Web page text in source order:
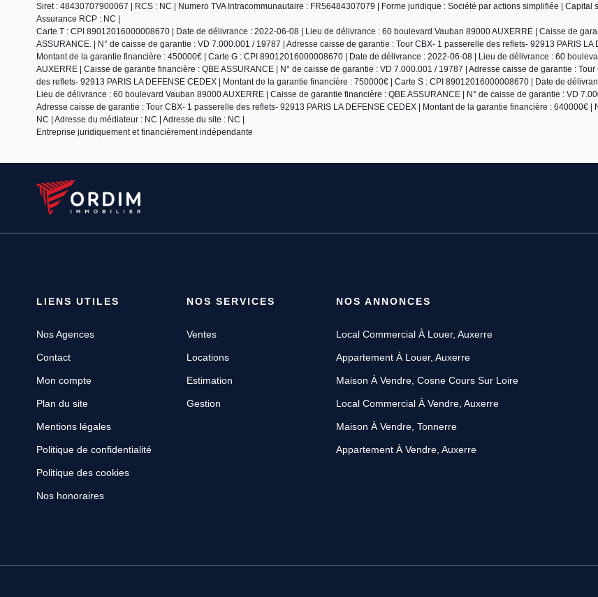
Siret : 48430707900067 | RCS : NC | Numero TVA Intracommunautaire : FR56484307079 | Forme juridique : Société par actions simplifiée | Capital
Assurance RCP : NC |
Carte T : CPI 89012016000008670 | Date de délivrance : 2022-06-08 | Lieu de délivrance : 60 boulevard Vauban 89000 AUXERRE | Caisse de
ASSURANCE. | N° de caisse de garantie : VD 7.000.001 / 19787 | Adresse caisse de garantie : Tour CBX- 1 passerelle des reflets- 92913 PARIS LA
Montant de la garantie financière : 450000€ | Carte G : CPI 89012016000008670 | Date de délivrance : 2022-06-08 | Lieu de délivrance : 60
AUXERRE | Caisse de garantie financière : QBE ASSURANCE | N° de caisse de garantie : VD 7.000.001 / 19787 | Adresse caisse de garantie :
des reflets- 92913 PARIS LA DEFENSE CEDEX | Montant de la garantie financière : 750000€ | Carte S : CPI 89012016000008670 | Date de
Lieu de délivrance : 60 boulevard Vauban 89000 AUXERRE | Caisse de garantie financière : QBE ASSURANCE | N° de caisse de garantie : VD
Adresse caisse de garantie : Tour CBX- 1 passerelle des reflets- 92913 PARIS LA DEFENSE CEDEX | Montant de la garantie financière : 640000€ |
NC | Adresse du médiateur : NC | Adresse du site : NC |
Entreprise juridiquement et financièrement indépendante
LIENS UTILES
Nos Agences
Contact
Mon compte
Plan du site
Mentions légales
Politique de confidentialité
Politique des cookies
Nos honoraires
NOS SERVICES
Ventes
Locations
Estimation
Gestion
NOS ANNONCES
Local Commercial À Louer, Auxerre
Appartement À Louer, Auxerre
Maison À Vendre, Cosne Cours Sur Loire
Local Commercial À Vendre, Auxerre
Maison À Vendre, Tonnerre
Appartement À Vendre, Auxerre